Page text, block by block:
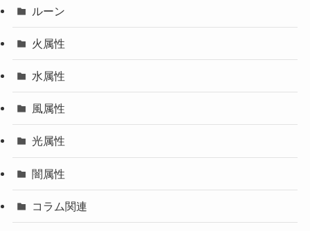
ルーン
火属性
水属性
風属性
光属性
闇属性
コラム関連